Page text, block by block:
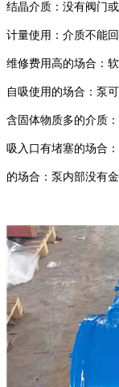
结晶介质：没有阀门
计量使用：介质不能
维修费用高的场合：
自吸使用的场合：泵
含固体物质多的介质
吸入口有堵塞的场合
的场合：泵内部没有